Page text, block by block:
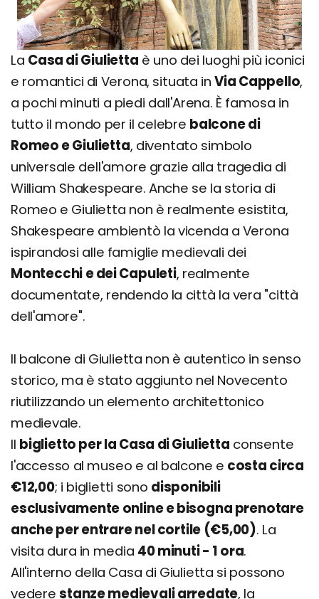
La Casa di Giulietta è uno dei luoghi più iconici
e romantici di Verona, situata inVia Cappello,
a pochi minuti a piedi dall'Arena. È famosa in
tutto il mondo per il celebre balcone di
Romeo e Giulietta, diventato simbolo
universale dell'amore grazie alla tragedia di
William Shakespeare. Anche se la storia di
Romeo e Giulietta non è realmente esistita,
Shakespeare ambientò la vicenda a Verona
ispirandosi alle famiglie medievali dei
Montecchi e dei Capuleti, realmente
documentate, rendendo la città la vera "città
dell'amore".
Il balcone di Giulietta non è autentico in senso
storico, ma è stato aggiunto nel Novecento
riutilizzando un elemento architettonico
medievale.
Il biglietto per la Casa di Giulietta consente
l'accesso al museo e al balcone e costa circa
€12,00; i biglietti sono disponibili
esclusivamente online e bisogna prenotare
anche per entrare nel cortile (€5,00). La
visita dura in media 40 minuti - 1 ora.
All'interno della Casa di Giulietta si possono
vederestanze medievali arredate, la